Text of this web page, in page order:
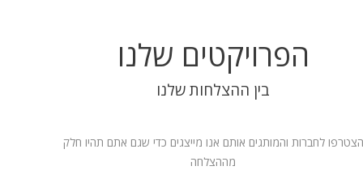
הפרויקטים שלנו
בין ההצלחות שלנו
הצטרפו לחברות והמותגים אותם אנו מייצגים כדי שגם אתם תהיו חלק
מההצלחה